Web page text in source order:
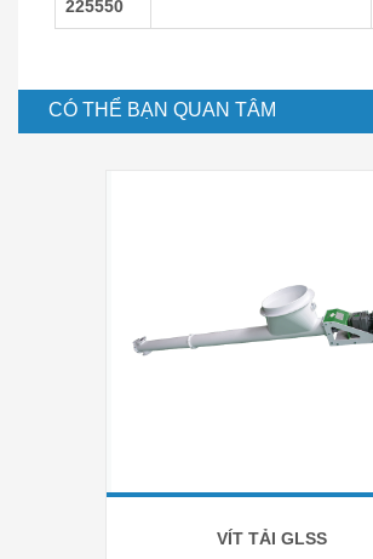
225550
CÓ THỂ BẠN QUAN TÂM
VÍT TẢI GLSS